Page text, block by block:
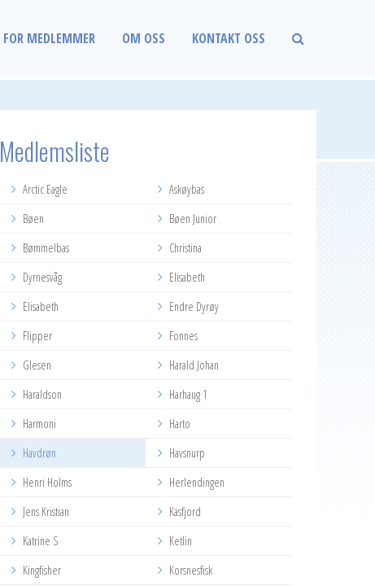
FOR MEDLEMMER OM OSS KONTAKT OSS
Medlemsliste
Arctic Eagle
Askøybas
Bøen
Bøen Junior
Bømmelbas
Christina
Dyrnesvåg
Elisabeth
Elisabeth
Endre Dyrøy
Flipper
Fonnes
Glesen
Harald Johan
Haraldson
Harhaug 1
Harmoni
Harto
Havdrøn
Havsnurp
Henri Holms
Herlendingen
Jens Kristian
Kasfjord
Katrine S
Ketlin
Kingfisher
Korsnesfisk